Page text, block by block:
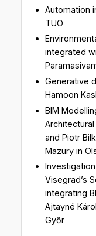
Automation
TUO
integrated
Generative
Hamoon
BIM
Architectural
and Piotr
Mazury in
Visegrad’s
integrating
Ajtayné
Győr